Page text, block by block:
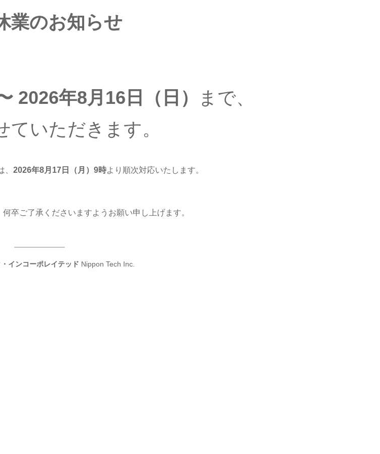
業のお知らせ
2026年8月16日（日）
まで、
ていただきます。
2026年8月17日（月 ）9時より順次対応いたします。
卒ご了承くださいますようお願い申し上げます。
インコーポレイテッド Nippon Tech Inc.